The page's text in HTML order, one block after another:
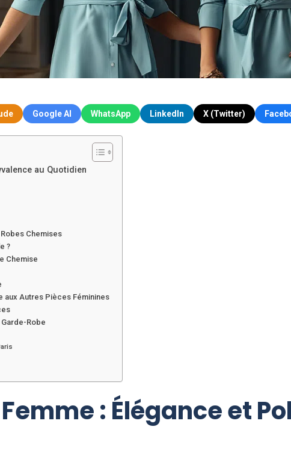
Google AI WhatsApp LinkedIn X (Twitter)
au Quotidien
Chemises
?
Chemise
aux Autres Pièces Féminines
Robe
: Élégance et